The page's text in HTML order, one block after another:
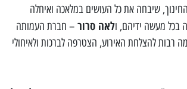
שיבחה את כל העושים במלאכה ואיחלה
בכל מעשה ידיהם, ולאה סרור – חברת העמותה
רבות להצלחת האירוע, הצטרפה לברכות ולאיחולי